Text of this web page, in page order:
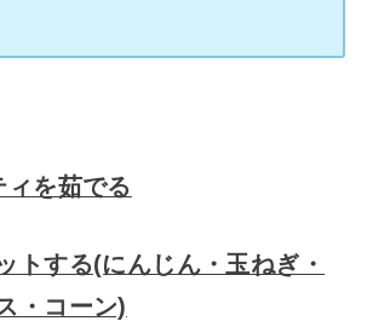
を茹でる
トする(にんじん・玉ねぎ・
・コーン)